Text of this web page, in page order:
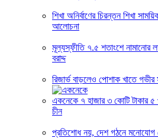
শিখা অনির্বাণের চিরন্তন শিখা
আলোচনা
মূল্যস্ফীতি ৭.৫ শতাংশে নামানোর
বরাদ্দ
রিজার্ভ বাড়লেও পোশাক খাতে
একনেকে ৭ হাজার ৩ কোটি টাকার
চীন
প্রতিশোধ নয়, দেশ গঠনে মনোযোগ